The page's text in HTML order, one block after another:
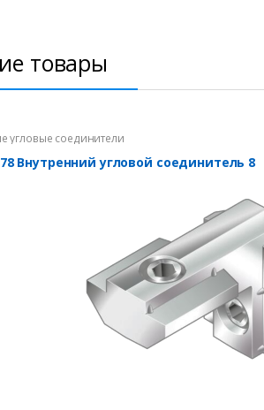
товары
угловые соединители
Внутренний угловой соединитель 8